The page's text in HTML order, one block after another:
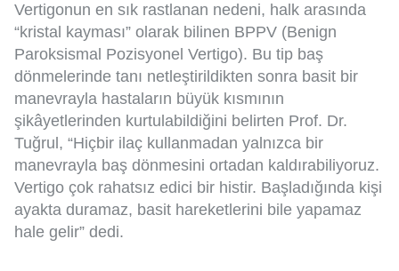
Vertigonun en sık rastlanan nedeni, halk arasında
“kristal kayması” olarak bilinen BPPV (Benign
Paroksismal Pozisyonel Vertigo). Bu tip baş
dönmelerinde tanı netleştirildikten sonra basit bir
manevrayla hastaların büyük kısmının
şikâyetlerinden kurtulabildiğini belirten Prof. Dr.
Tuğrul, “Hiçbir ilaç kullanmadan yalnızca bir
manevrayla baş dönmesini ortadan kaldırabiliyoruz.
Vertigo çok rahatsız edici bir histir. Başladığında kişi
ayakta duramaz, basit hareketlerini bile yapamaz
hale gelir” dedi.